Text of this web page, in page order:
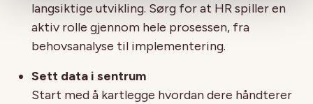
langsiktige utvikling. Sørg for at HR spiller en
aktiv rolle gjennom hele prosessen, fra
behovsanalyse til implementering.
Sett data i sentrum
Start med å kartlegge hvordan dere håndterer